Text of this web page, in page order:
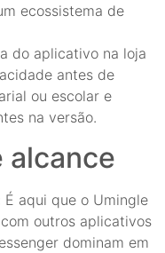
ecossistema de
do aplicativo na loja
antes de
ou escolar e
na versão.
alcance
aqui que o Umingle
outros aplicativos
dominam em